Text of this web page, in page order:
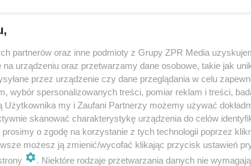
np. fizyczna, może powodować
kontrakt z NFZ, jest uprawniony do
w placówce, która takiego kontraktu nie
o tym, że wykonano zabieg
partnerów oraz inne podmioty z Grupy ZPR Media
urządzeniu oraz przetwarzamy dane osobowe, takie jak
przez urządzenie czy dane przeglądania w celu
wybór spersonalizowanych treści, pomiar reklam i treści,
Użytkownika my i Zaufani Partnerzy możemy używać
skanować charakterystykę urządzenia do celów
o zgodę na korzystanie z tych technologii poprzez
możesz ją zmienić/wycofać klikając przycisk ustawień
. Niektóre rodzaje przetwarzania danych nie